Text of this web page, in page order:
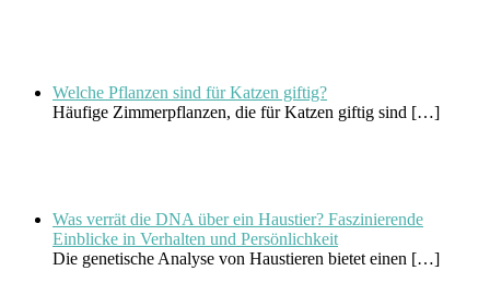
Welche Pflanzen sind für Katzen giftig?
Häufige Zimmerpflanzen, die für Katzen giftig sind […]
Was verrät die DNA über ein Haustier? Faszinierende
Einblicke in Verhalten und Persönlichkeit
Die genetische Analyse von Haustieren bietet einen […]